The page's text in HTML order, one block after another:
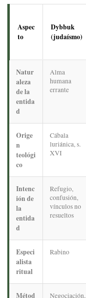
Aspec
to
Dybbuk
(judaísmo)
Natur
aleza
de la
entida
d
Alma
humana
errante
Orige
n
teológi
co
Cábala
luriánica, s.
XVI
Intenc
ión de
la
entida
d
Refugio,
confusión,
vínculos no
resueltos
Especi
alista
ritual
Rabino
Métod
Negociación,